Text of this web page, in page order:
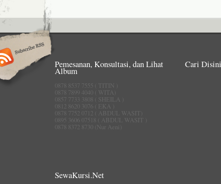
Pemesanan, Konsultasi, dan Lihat
Album
0878 8537 7555 ( TITIN )
0878 7899 4040 ( WITA)
0857 7733 3808 ( SHEILA )
0812 8620 3076 ( EKA )
0878 7752 0712 ( ABDUL WASIT)
0895 3606 07518 ( ABDUL WASIT )
0878 8372 8730 (Nur Aeni)
Cari
SewaKursi.Net